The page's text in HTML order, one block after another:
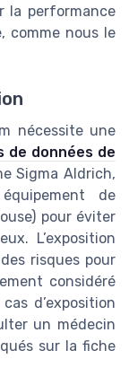
la performance
comme nous le
nécessite une
de données de
Sigma Aldrich,
de
pour éviter
L’exposition
risques pour
considéré
d’exposition
un médecin
sur la fiche